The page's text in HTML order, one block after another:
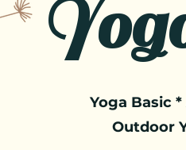
Yoga Basic *
Outdoor